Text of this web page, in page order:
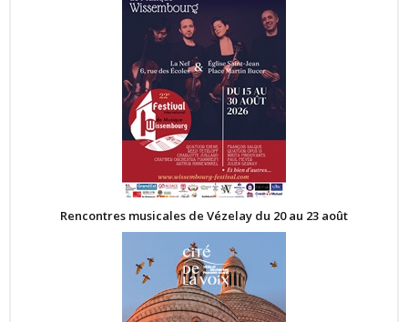
Rencontres musicales de Vézelay du 20 au 23 août